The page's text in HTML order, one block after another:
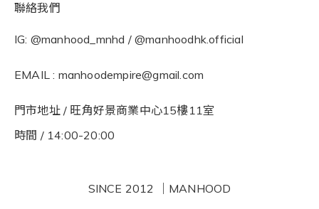
聯絡我們
IG: @manhood_mnhd / @manhoodhk.official
EMAIL : manhoodempire@gmail.com
門市地址 / 旺角好景商業中心15樓11室
時間 / 14:00-20:00
SINCE 2012 ｜MANHOOD